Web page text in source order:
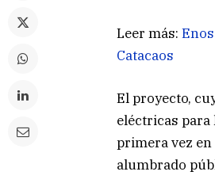
Leer más:
Catacaos
El proyecto,
eléctricas para
primera vez
alumbrado